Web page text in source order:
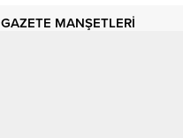
GAZETE MANŞETLERİ